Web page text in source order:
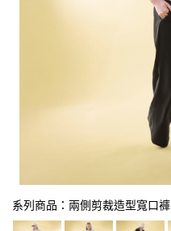
系列商品：兩側剪裁造型寬口褲